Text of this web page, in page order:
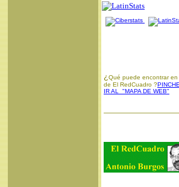
¿ Qué puede encontrar en
de El RedCuadro ?
IR AL "MAPA DE WEB"